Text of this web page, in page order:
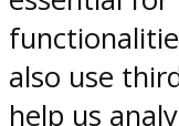
also use
help us